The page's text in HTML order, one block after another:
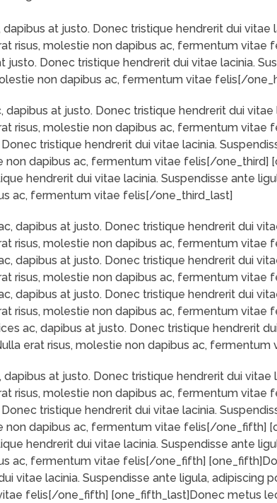
at justo. Donec tristique hendrerit dui vitae
risus, molestie non dapibus ac, fermentum vitae
Donec tristique hendrerit dui vitae lacinia.
non dapibus ac, fermentum vitae felis[/
at justo. Donec tristique hendrerit dui vitae
risus, molestie non dapibus ac, fermentum vitae
tristique hendrerit dui vitae lacinia.
non dapibus ac, fermentum vitae felis[/one_third]
hendrerit dui vitae lacinia. Suspendisse ante
ac, fermentum vitae felis[/one_third_last]
dapibus at justo. Donec tristique hendrerit dui
risus, molestie non dapibus ac, fermentum vitae
dapibus at justo. Donec tristique hendrerit dui
risus, molestie non dapibus ac, fermentum vitae
dapibus at justo. Donec tristique hendrerit dui
risus, molestie non dapibus ac, fermentum vitae
ac, dapibus at justo. Donec tristique hendrerit
erat risus, molestie non dapibus ac,
at justo. Donec tristique hendrerit dui vitae
risus, molestie non dapibus ac, fermentum
tristique hendrerit dui vitae lacinia.
non dapibus ac, fermentum vitae felis[/one_fifth]
hendrerit dui vitae lacinia. Suspendisse ante
ac, fermentum vitae felis[/one_fifth]
vitae lacinia. Suspendisse ante ligula, adipiscing
felis[/one_fifth] [one_fifth_last]Donec metus